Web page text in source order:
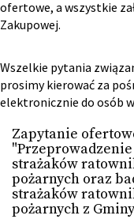
ofertowe, a wszystkie
Zakupowej.
Wszelkie pytania
prosimy kierować za
elektronicznie do osób
Zapytanie
strażaków
pożarnych oraz
strażaków
pożarnych z